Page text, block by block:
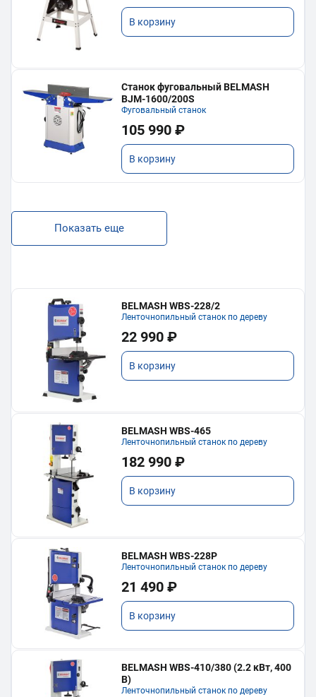
В корзину
Станок фуговальный BELMASH
BJM-1600/200S
Фуговальный станок
105 990 ₽
В корзину
Показать еще
BELMASH WBS-228/2
Ленточнопильный станок по дереву
22 990 ₽
В корзину
BELMASH WBS-465
Ленточнопильный станок по дереву
182 990 ₽
В корзину
BELMASH WBS-228P
Ленточнопильный станок по дереву
21 490 ₽
В корзину
BELMASH WBS-410/380 (2.2 кВт, 400
В)
Ленточнопильный станок по дереву